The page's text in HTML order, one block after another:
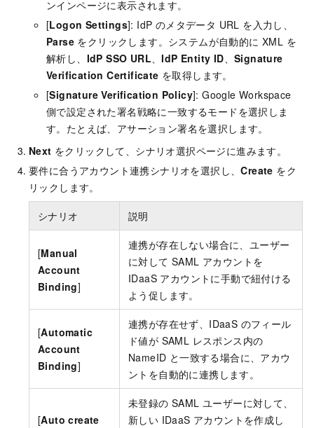
ンインページに表示されます。
[Logon Settings]: IdP のメタデータ URL を入力し、
Parse をクリックします。システムが自動的に XML を
解析し、 IdP SSO URL 、IdP Entity ID 、Signature
Verification Certificate を取得します。
[Signature Verification Policy]: Google Workspace
側で設定された署名戦略に一致するモードを選択しま
す。たとえば、アサーション署名を選択します。
Next をクリックして、シナリオ選択ページに進みます。
要件に合うアカウント連携シナリオを選択し、Create をク
リックします。
シナリオ 説明
[Manual
Account
Binding]
連携が存在しない場合に、ユーザー
に対して SAML アカウントを
IDaaS アカウントに手動で紐付ける
よう促します。
[Automatic
Account
Binding]
連携が存在せず、IDaaS のフィール
ド値が SAML レスポンス内の
NameID と一致する場合に、アカウ
ントを自動的に連携します。
[Auto create
未登録の SAML ユーザーに対して、
新しい IDaaS アカウントを作成し